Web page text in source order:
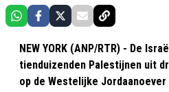
NEW YORK (ANP/RTR) - De
tienduizenden Palestijnen uit
op de Westelijke